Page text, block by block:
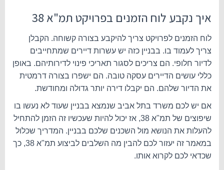
איך נקבע לוח הזמנים בפרויקט תמ"א 38
לוח הזמנים לפרויקט צריך להיקבע בצורה קשוחה. הקבלן
צריך לעמוד בו. בבניין כזה יש עשרות דיירים שמתחייבים
לדיור חלופי. הם צריכים לסגור תאריכי פינוי לדירותיהם. באופן
כללי עושים הדיירים עסקה טובה. הם ישפרו בצורה דרמטית
את הדיור שלהם. הם יקבלו דירה יותר גדולה ומחודשת.
אם יש לכם משרד בתל אביב שנמצא בבניין שעוד לא נעשו בו
שיפוצים של תמ"א 38, אז יכול להיות שעכשיו זה הזמן להתחיל
להעלות את הנושא מול השכנים שלכם בבניין. המדריך שכלול
במאמר זה יעזור לכם להבין מה השלבים לביצוע תמ"א 38, כך
שכדאי לכם לקרוא אותו.